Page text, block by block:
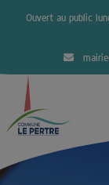
Ouvert au public